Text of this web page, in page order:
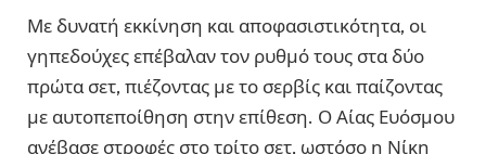
Με δυνατή εκκίνηση και αποφασιστικότητα, οι
γηπεδούχες επέβαλαν τον ρυθμό τους στα δύο
πρώτα σετ, πιέζοντας με το σερβίς και παίζοντας
με αυτοπεποίθηση στην επίθεση. Ο Αίας Ευόσμου
ανέβασε στροφές στο τρίτο σετ, ωστόσο η Νίκη